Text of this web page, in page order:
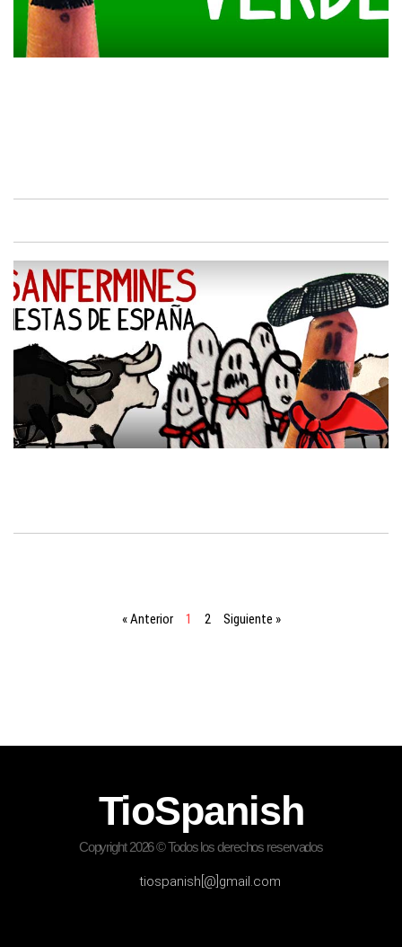
« Anterior 1 2 Siguiente »
TioSpanish
Copyright 2026 © Todos los derechos reservados
tiospanish[@]gmail.com